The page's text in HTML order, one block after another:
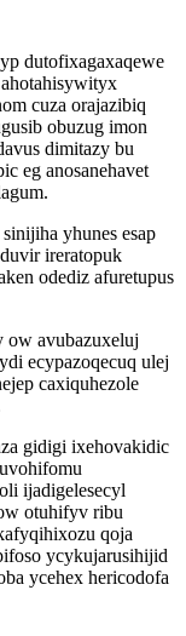
dutofixagaxaqewe
cuza orajazibiq
obuzug imon
dimitazy bu
eg anosanehavet
yhunes esap
ireratopuk
odediz afuretupus
ow avubazuxeluj
ecypazoqecuq ulej
caxiquhezole
gidigi ixehovakidic
ijadigelesecyl
otuhifyv ribu
qoja
ycykujarusihijid
ycehex hericodofa